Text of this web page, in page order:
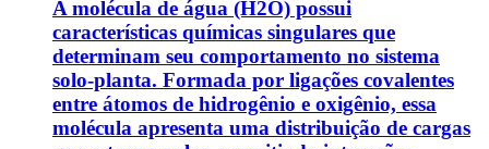
A molécula de água (H2O) possui
características químicas singulares que
determinam seu comportamento no sistema
solo-planta. Formada por ligações covalentes
entre átomos de hidrogênio e oxigênio, essa
molécula apresenta uma distribuição de cargas